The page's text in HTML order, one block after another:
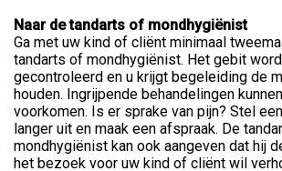
Naar de tandarts of mondhygiënist
Ga met uw kind of cliënt minimaal
tandarts of mondhygiënist. Het gebit
gecontroleerd en u krijgt begeleiding de
houden. Ingrijpende behandelingen
voorkomen. Is er sprake van pijn? Stel
langer uit en maak een afspraak. De
mondhygiënist kan ook aangeven dat hij
het bezoek voor uw kind of cliënt wil